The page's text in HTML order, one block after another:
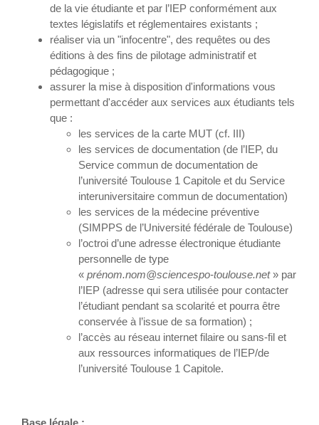
de la vie étudiante et par l’IEP conformément aux
textes législatifs et réglementaires existants ;
réaliser via un "infocentre", des requêtes ou des
éditions à des fins de pilotage administratif et
pédagogique ;
assurer la mise à disposition d'informations vous
permettant d'accéder aux services aux étudiants tels
que :
les services de la carte MUT (cf. III)
les services de documentation (de l’IEP, du
Service commun de documentation de
l’université Toulouse 1 Capitole et du Service
interuniversitaire commun de documentation)
les services de la médecine préventive
(SIMPPS de l’Université fédérale de Toulouse)
l’octroi d’une adresse électronique étudiante
personnelle de type
« prénom.nom@sciencespo-toulouse.net» par
l’IEP (adresse qui sera utilisée pour contacter
l’étudiant pendant sa scolarité et pourra être
conservée à l’issue de sa formation) ;
l’accès au réseau internet filaire ou sans-fil et
aux ressources informatiques de l’IEP/de
l’université Toulouse 1 Capitole.
Base légale :